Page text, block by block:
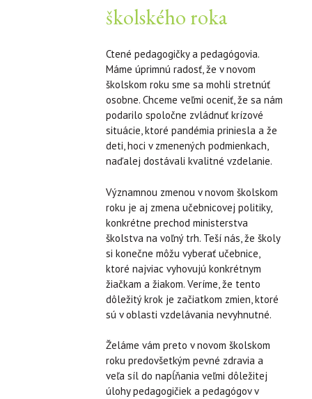
školského roka
Ctené pedagogičky a pedagógovia.
Máme úprimnú radosť, že v novom
školskom roku sme sa mohli stretnúť
osobne. Chceme veľmi oceniť, že sa nám
podarilo spoločne zvládnuť krízové
situácie, ktoré pandémia priniesla a že
deti, hoci v zmenených podmienkach,
naďalej dostávali kvalitné vzdelanie.
Významnou zmenou v novom školskom
roku je aj zmena učebnicovej politiky,
konkrétne prechod ministerstva
školstva na voľný trh. Teší nás, že školy
si konečne môžu vyberať učebnice,
ktoré najviac vyhovujú konkrétnym
žiačkam a žiakom. Veríme, že tento
dôležitý krok je začiatkom zmien, ktoré
sú v oblasti vzdelávania nevyhnutné.
Želáme vám preto v novom školskom
roku predovšetkým pevné zdravia a
veľa síl do napĺňania veľmi dôležitej
úlohy pedagogičiek a pedagógov v